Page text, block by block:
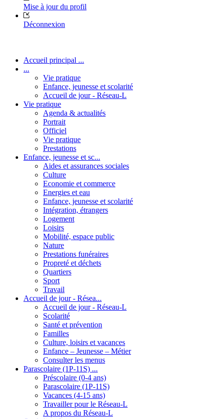
Mise à jour du profil
Déconnexion
Accueil principal ...
...
Vie pratique
Enfance, jeunesse et scolarité
Accueil de jour - Réseau-L
Vie pratique
Agenda & actualités
Portrait
Officiel
Vie pratique
Prestations
Enfance, jeunesse et sc...
Aides et assurances sociales
Culture
Economie et commerce
Energies et eau
Enfance, jeunesse et scolarité
Intégration, étrangers
Logement
Loisirs
Mobilité, espace public
Nature
Prestations funéraires
Propreté et déchets
Quartiers
Sport
Travail
Accueil de jour - Résea...
Accueil de jour - Réseau-L
Scolarité
Santé et prévention
Familles
Culture, loisirs et vacances
Enfance – Jeunesse – Métier
Consulter les menus
Parascolaire (1P-11S) ...
Préscolaire (0-4 ans)
Parascolaire (1P-11S)
Vacances (4-15 ans)
Travailler pour le Réseau-L
A propos du Réseau-L